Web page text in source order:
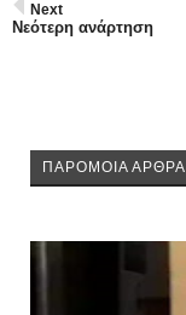
Next
Νεότερη ανάρτηση
ΠΑΡΟΜΟΙΑ ΑΡΘΡΑ